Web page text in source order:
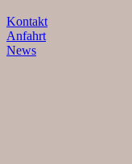
Kontakt
Anfahrt
News